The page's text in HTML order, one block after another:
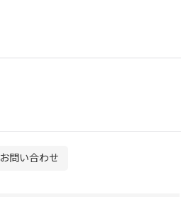
お問い合わせ